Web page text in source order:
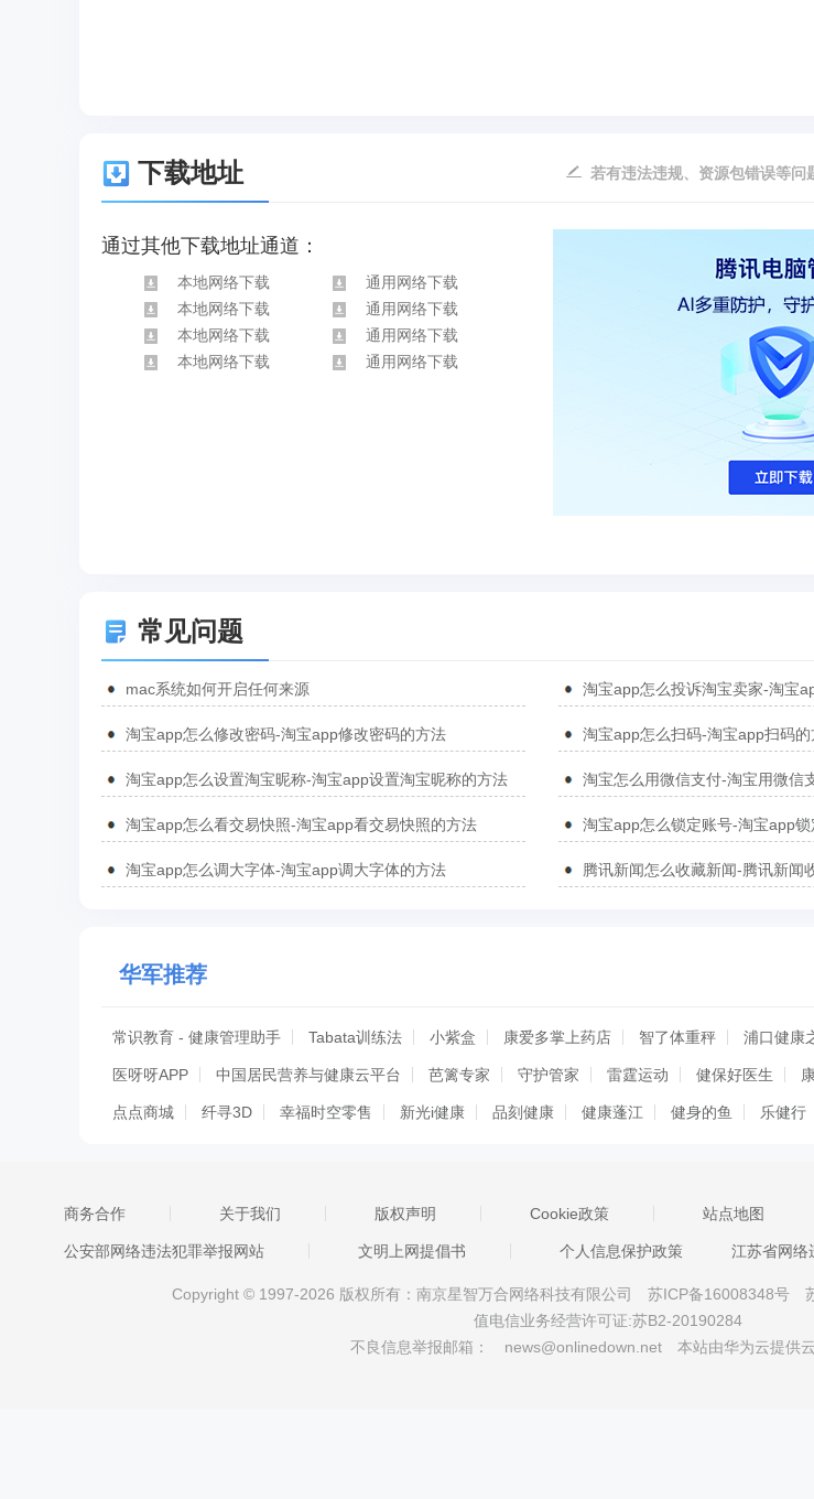
下载地址 若有违法违规、资源包错误等问
通过其他下载地址通道：
本地网络下载
通用网络下载
本地网络下载
通用网络下载
本地网络下载
通用网络下载
本地网络下载
通用网络下载
常见问题
mac系统如何开启任何来源 淘宝app怎么投诉淘宝卖家-淘宝
淘宝app怎么修改密码-淘宝app修改密码的方法 淘宝app怎么扫码-淘宝app扫码的
淘宝app怎么设置淘宝昵称-淘宝app设置淘宝昵称的方法 淘宝怎么用微信支付-淘宝用微信
淘宝app怎么看交易快照-淘宝app看交易快照的方法 淘宝app怎么锁定账号-淘宝app
淘宝app怎么调大字体-淘宝app调大字体的方法 腾讯新闻怎么收藏新闻-腾讯新闻
华军推荐
常识教育 - 健康管理助手 Tabata训练法 小紫盒 康爱多掌上药店 智了体重秤 浦口健康
医呀呀APP 中国居民营养与健康云平台 芭篱专家 守护管家 雷霆运动 健保好医生
点点商城 纤寻3D 幸福时空零售 新光i健康 品刻健康 健康蓬江 健身的鱼 乐健行
艾蜜娜购物商城 心率助手 美斯蒂娅管理端 美斯蒂娅总店端 琉璃丝美管理端 琉璃丝美
享健身
商务合作 关于我们 版权声明 Cookie政策 站点地图
公安部网络违法犯罪举报网站 文明上网提倡书 个人信息保护政策 江苏省网络
Copyright © 1997-2026 版权所有：南京星智万合网络科技有限公司 苏ICP备16008348号
值电信业务经营许可证:苏B2-20190284
不良信息举报邮箱：
news@onlinedown.net 本站由华为云提供